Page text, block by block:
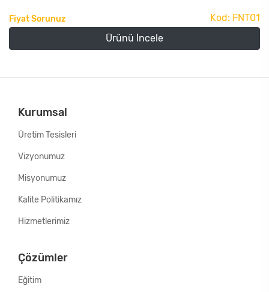
Fiyat Sorunuz
Kod: FNT01
Ürünü İncele
Kurumsal
Üretim Tesisleri
Vizyonumuz
Misyonumuz
Kalite Politikamız
Hizmetlerimiz
Çözümler
Eğitim